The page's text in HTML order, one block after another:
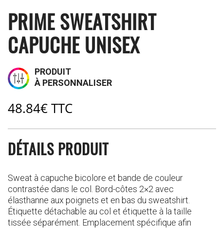
PRIME SWEATSHIRT
CAPUCHE UNISEX
PRODUIT
À PERSONNALISER
48.84€ TTC
DÉTAILS PRODUIT
Sweat à capuche bicolore et bande de couleur
contrastée dans le col. Bord-côtes 2×2 avec
élasthanne aux poignets et en bas du sweatshirt.
Étiquette détachable au col et étiquette à la taille
tissée séparément. Emplacement spécifique afin